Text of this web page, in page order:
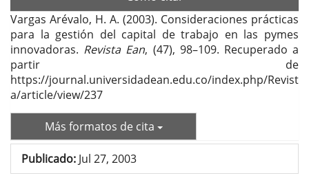
Vargas Arévalo, H. A. (2003). Consideraciones prácticas
para la gestión del capital de trabajo en las pymes
innovadoras. Revista Ean, (47), 98–109. Recuperado a
partir de
https://journal.universidadean.edu.co/index.php/Revist
a/article/view/237
Más formatos de cita
Publicado: Jul 27, 2003